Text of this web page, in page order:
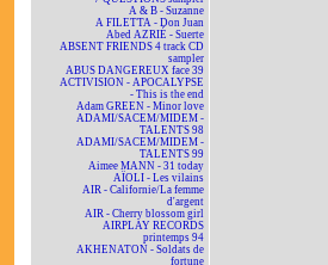
A & B - Suzanne
A FILETTA - Don Juan
Abed AZRIÉ - Suerte
ABSENT FRIENDS 4 track CD
sampler
ABUS DANGEREUX face 39
ACTIVISION - APOCALYPSE
- This is the end
Adam GREEN - Minor love
ADAMI/SACEM/MIDEM -
TALENTS 98
ADAMI/SACEM/MIDEM -
TALENTS 99
Aimee MANN - 31 today
AÏOLI - Les vilains
AIR - Californie/La femme
d'argent
AIR - Cherry blossom girl
AIRPLAY RECORDS
printemps 94
AKHENATON - Soldats de
fortune